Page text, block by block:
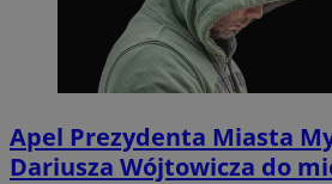
Apel Prezydenta Miasta
Dariusza Wójtowicza do